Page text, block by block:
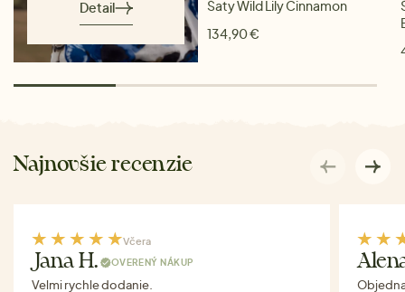
Detail
Šaty Wild Lily Cinnamon
134,90 €
Najnovšie recenzie
Včera
Jana H. OVERENÝ NÁKUP
Velmi rychle dodanie.